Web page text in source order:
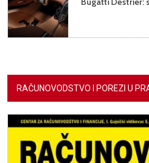
RAČUNOVODSTVO I POREZI U